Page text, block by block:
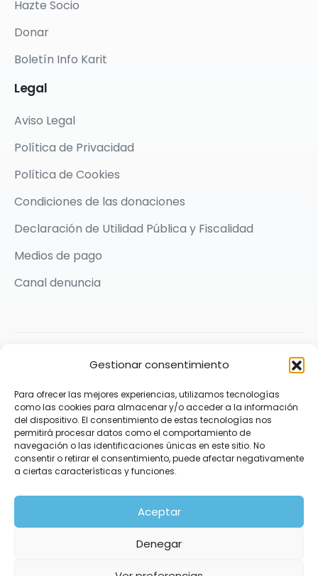
Gestionar consentimiento
Para ofrecer las mejores experiencias, utilizamos tecnologías
como las cookies para almacenar y/o acceder a la información
del dispositivo. El consentimiento de estas tecnologías nos
permitirá procesar datos como el comportamiento de
navegación o las identificaciones únicas en este sitio. No
consentir o retirar el consentimiento, puede afectar negativamente
a ciertas características y funciones.
Aceptar
Denegar
Hazte Socio
Donar
Boletín Info Karit
Legal
Aviso Legal
Política de Privacidad
Política de Cookies
Condiciones de las donaciones
Declaración de Utilidad Pública y Fiscalidad
Medios de pago
Canal denuncia
Praxis Comunicación
Síguenos